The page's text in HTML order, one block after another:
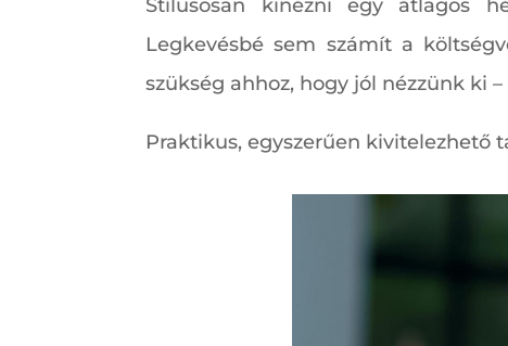
Stílusosan kinézni egy átlagos
Legkevésbé sem számít a
szükség ahhoz, hogy jól nézzünk ki
Praktikus, egyszerűen kivitelezhető